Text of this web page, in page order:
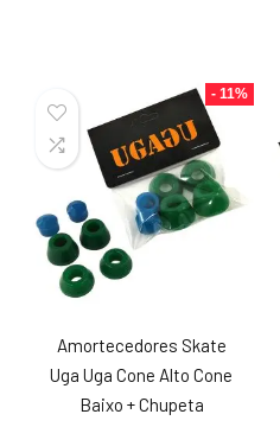
R$54,90.R$47,90.
- 11%
Amortecedores Skate
Uga Uga Cone Alto Cone
Baixo + Chupeta